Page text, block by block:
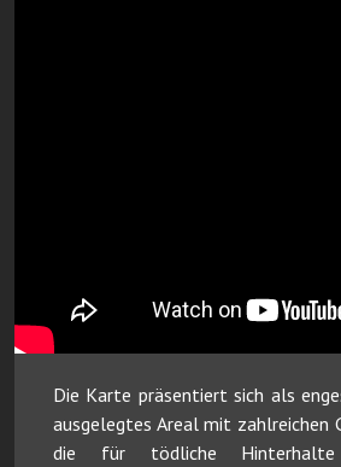
Die Karte präsentiert sich als
ausgelegtes Areal mit zahlreichen
die für tödliche